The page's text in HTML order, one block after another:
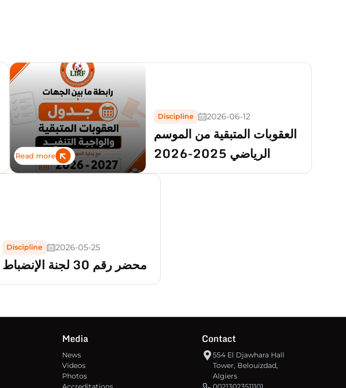
العقوبات المتبقية من الموسم
الرياضي 2025-2026
2026-06-12
Discipline
Read more
محضر رقم 30 لجنة الإنضباط
2026-05-25
Discipline
Media
News
Videos
Photos
Contact
554 El Djawhara Hall
Tower, Belouizdad,
Algiers